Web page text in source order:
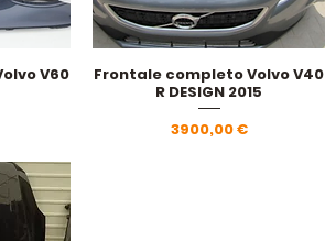
V60
Vista rapida
Frontale completo Volvo V40
R DESIGN 2015
Prezzo
3900,00 €